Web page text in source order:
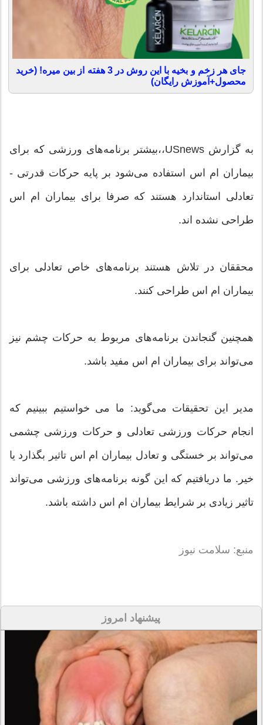
جای هر زخم و بخیه با این روش در 3 هفته از بین میره! (خرید
محصول+آموزش رایگان)
به گزارش USnews،،بیشتر برنامه‌های ورزشی که برای
بیماران ام اس استفاده می‌شود بر پایه حرکات قدرتی -
تعادلی استاندارد هستند که صرفا برای بیماران ام اس
طراحی نشده اند.
محققان در تلاش هستند برنامه‌های خاص تعادلی برای
بیماران ام اس طراحی کنند.
همچنین گنجاندن برنامه‌های مربوط به حرکات چشم نیز
می‌تواند برای بیماران ام اس مفید باشد.
مدیر این تحقیقات می‌گوید: ما می خواستیم ببینیم که
انجام حرکات ورزشی تعادلی و حرکات ورزشی چشمی
می‌تواند بر خستگی و تعادل بیماران ام اس تاثیر بگذارد یا
خیر. ما دریافتیم که این گونه برنامه‌های ورزشی می‌تواند
تاثیر زیادی بر شرایط بیماران ام اس داشته باشد.
منبع: سلامت نیوز
پیشنهاد امروز